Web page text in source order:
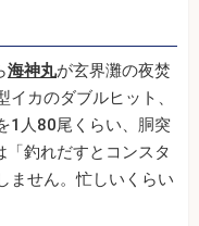
海神丸が玄界灘の夜焚
カのダブルヒット、
1人80尾くらい、胴突
釣れだすとコンスタ
ません。忙しいくらい